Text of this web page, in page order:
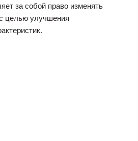
за собой право изменять
целью улучшения